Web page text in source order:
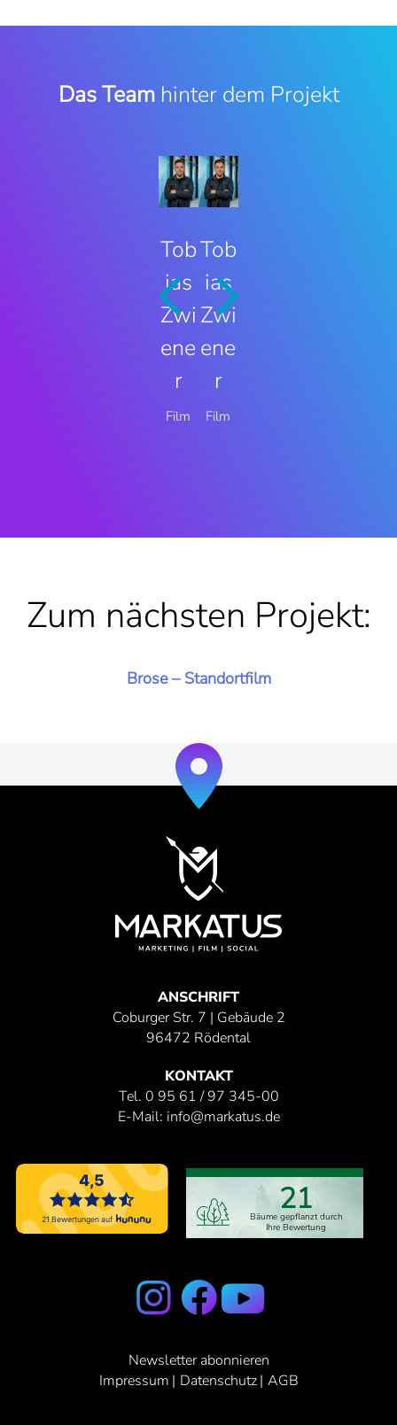
Das Team hinter dem Projekt
Tob
ias
Zwi
ene
r
Film
Tob
ias
Zwi
ene
r
Film
Zum nächsten Projekt:
Brose – Standortfilm
21
Bäume gepflanzt durch
Ihre Bewertung
ANSCHRIFT
Coburger Str. 7 | Gebäude 2
96472 Rödental
KONTAKT
Tel. 0 95 61 / 97 345-00
E-Mail: info@markatus.de
Newsletter abonnieren
Impressum
Datenschutz AGB